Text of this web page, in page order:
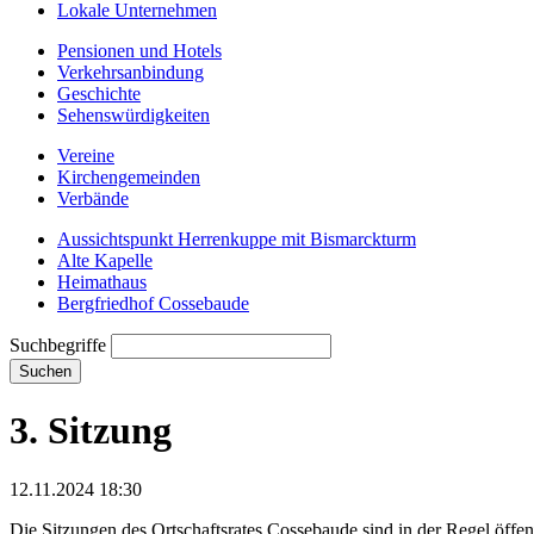
Lokale Unternehmen
Pensionen und Hotels
Verkehrsanbindung
Geschichte
Sehenswürdigkeiten
Vereine
Kirchengemeinden
Verbände
Aussichtspunkt Herrenkuppe mit Bismarckturm
Alte Kapelle
Heimathaus
Bergfriedhof Cossebaude
Suchbegriffe
Suchen
3. Sitzung
12.11.2024 18:30
Die Sitzungen des Ortschaftsrates Cossebaude sind in der Regel